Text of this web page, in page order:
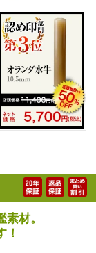
材。
！